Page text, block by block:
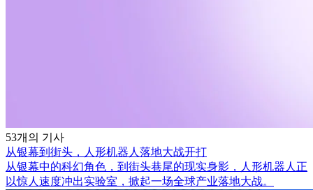
53개의 기사
从银幕到街头，人形机器人落地大战开打
从银幕中的科幻角色，到街头巷尾的现实身影，人形机器人正
以惊人速度冲出实验室，掀起一场全球产业落地大战。